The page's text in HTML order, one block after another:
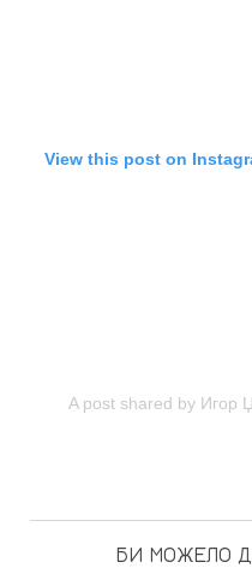
View this post on
A post shared by Игор
БИ МОЖЕЛО